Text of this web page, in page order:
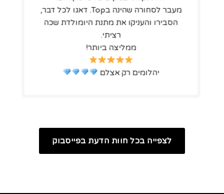
מעבר לסחורה שהינה בTop. דאגו לכל דבר,
הסבירו והעניקו את מתנת היומולדת שכה
רציתי.
ממליצה ביותר!
יהלומים רק אצלם
לצפייה בכל חוות הדעת בפייסבוק